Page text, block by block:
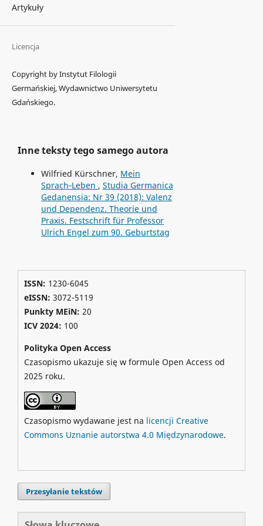
Artykuły
Licencja
Copyright by Instytut Filologii
Germańskiej, Wydawnictwo Uniwersytetu
Gdańskiego.
Inne teksty tego samego autora
Wilfried Kürschner, Mein
Sprach‑Leben , Studia Germanica
Gedanensia: Nr 39 (2018): Valenz
und Dependenz. Theorie und
Praxis. Festschrift für Professor
Ulrich Engel zum 90. Geburtstag
ISSN: 1230-6045
eISSN: 3072-5119
Punkty MEiN: 20
ICV 2024: 100
Polityka Open Access
Czasopismo ukazuje się w formule Open Access od
2025 roku.
Czasopismo wydawane jest na licencji Creative
Commons Uznanie autorstwa 4.0 Międzynarodowe.
Przesyłanie tekstów